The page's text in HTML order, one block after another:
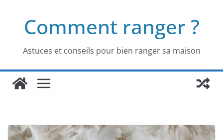
contenuComment ranger ?
Astuces et conseils pour bien ranger sa maison